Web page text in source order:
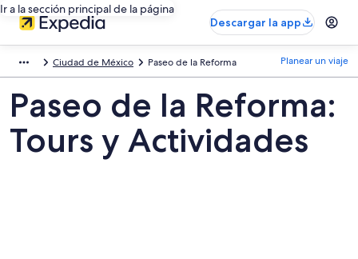
Ir a la sección principal de la página
Descargar la app
Ciudad de México Paseo de la Reforma Planear un viaje
Paseo de la Reforma:
Tours y Actividades